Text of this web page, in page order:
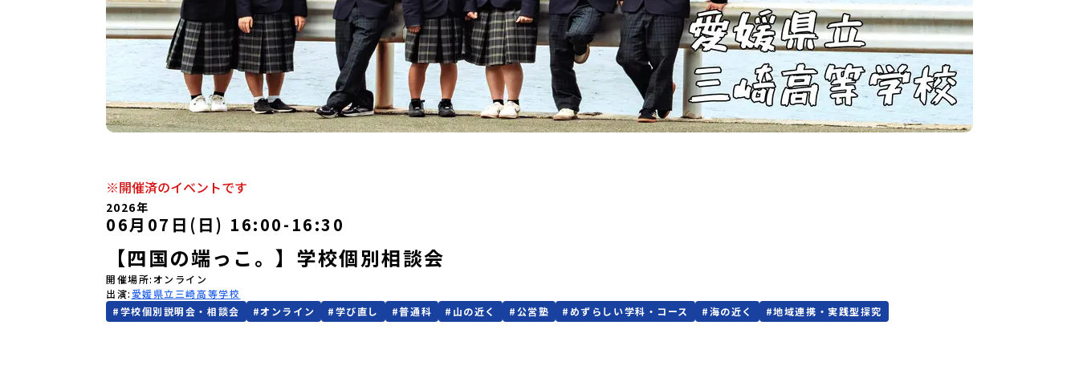
※開催済のイベントです
2026年
06月07日(日) 16:00- 16:30
【四国の端っこ。】学校個別相談会
開催場所 オンライン
出演 愛媛県立三崎高等学校
#学校個別説明会・相談会 #オンライン #学び直し #普通科 # 山の近く #公営塾 #めずらしい学科・コース #海の近く #地域連携・実践型探究